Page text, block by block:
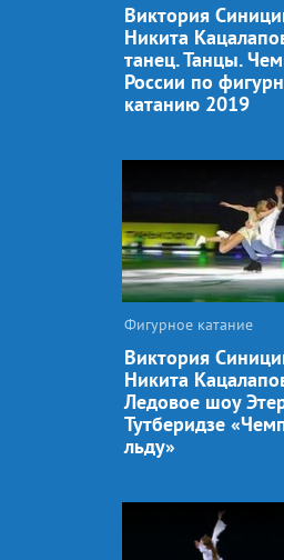
Виктория
Никита
танец. Танцы.
России по
катанию 2019
Фигурное катание
Виктория
Никита
Ледовое шоу
Тутберидзе
льду»